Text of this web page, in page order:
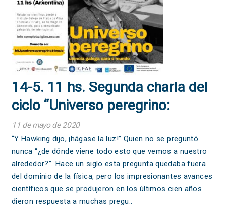
14-5. 11 hs. Segunda charla del
ciclo “Universo peregrino:
ciencia gallega hacia el mundo”
11 de mayo de 2020
“Y Hawking dijo, ¡hágase la luz!” Quien no se preguntó
nunca “¿de dónde viene todo esto que vemos a nuestro
alrededor?”. Hace un siglo esta pregunta quedaba fuera
del dominio de la física, pero los impresionantes avances
científicos que se produjeron en los últimos cien años
dieron respuesta a muchas pregu..